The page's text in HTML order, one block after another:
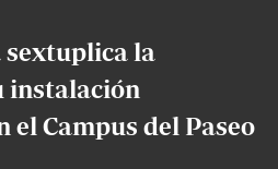
sextuplica la
instalación
Campus del Paseo